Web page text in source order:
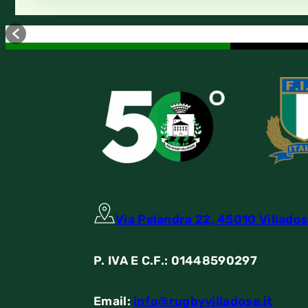
Via Pelandra 22, 45010
P. IVA E C.F.: 01448590297
Email: info@rugbyvilladose.it